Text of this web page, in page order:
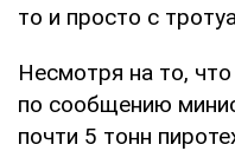
то и просто с
Несмотря на то,
по сообщению
почти 5 тонн